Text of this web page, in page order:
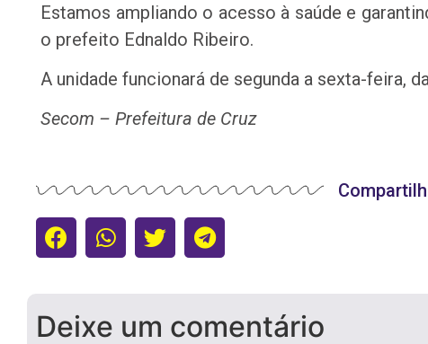
Estamos ampliando o acesso à saúde e
o prefeito Ednaldo Ribeiro.
A unidade funcionará de segunda a sexta-feira,
Secom – Prefeitura de Cruz
Deixe um comentário